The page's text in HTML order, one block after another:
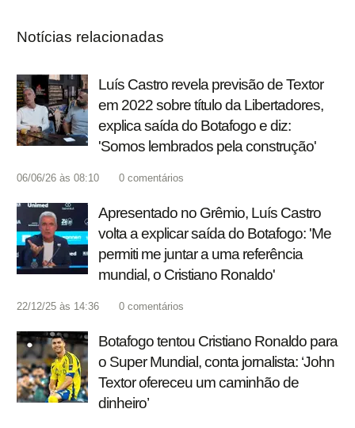
Notícias relacionadas
Luís Castro revela previsão de Textor
em 2022 sobre título da Libertadores,
explica saída do Botafogo e diz:
'Somos lembrados pela construção'
06/06/26 às 08:10 0 comentários
Apresentado no Grêmio, Luís Castro
volta a explicar saída do Botafogo: 'Me
permiti me juntar a uma referência
mundial, o Cristiano Ronaldo'
22/12/25 às 14:36 0 comentários
Botafogo tentou Cristiano Ronaldo para
o Super Mundial, conta jornalista: ‘John
Textor ofereceu um caminhão de
dinheiro’